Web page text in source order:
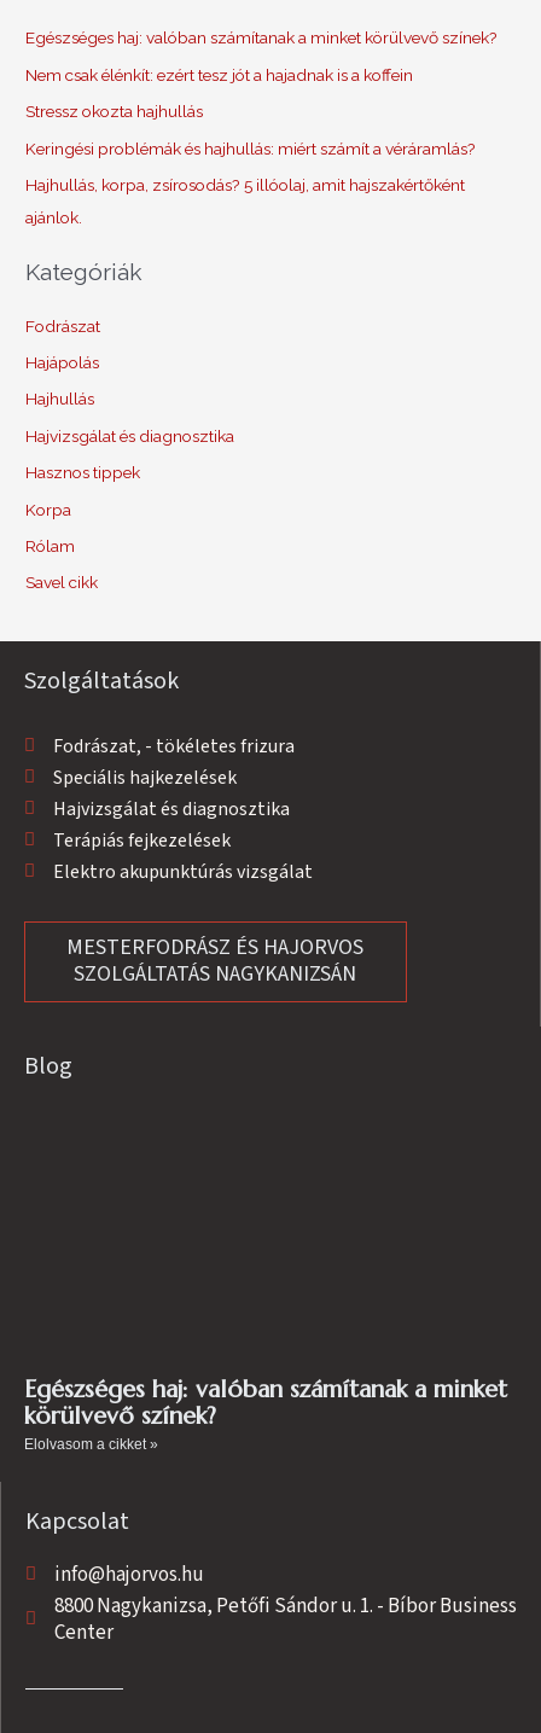
Egészséges haj: valóban számítanak a minket körülvevő színek?
Nem csak élénkít: ezért tesz jót a hajadnak is a koffein
Stressz okozta hajhullás
Keringési problémák és hajhullás: miért számít a véráramlás?
Hajhullás, korpa, zsírosodás? 5 illóolaj, amit hajszakértőként
ajánlok.
Kategóriák
Fodrászat
Hajápolás
Hajhullás
Hajvizsgálat és diagnosztika
Hasznos tippek
Korpa
Rólam
Savel cikk
Szolgáltatások
Fodrászat, - tökéletes frizura
Speciális hajkezelések
Hajvizsgálat és diagnosztika
Terápiás fejkezelések
Elektro akupunktúrás vizsgálat
MESTERFODRÁSZ ÉS HAJORVOS
SZOLGÁLTATÁS NAGYKANIZSÁN
Blog
Egészséges haj: valóban számítanak a minket
körülvevő színek?
Elolvasom a cikket »
Kapcsolat
info@hajorvos.hu
8800 Nagykanizsa, Petőfi Sándor u. 1. - Bíbor Business
Center